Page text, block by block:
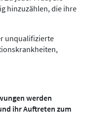
hinzuzählen, die ihre
unqualifizierte
werden
ihr Auftreten zum